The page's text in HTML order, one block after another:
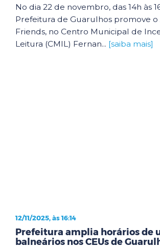
No dia 22 de novembro, das 14h às
Prefeitura de Guarulhos promove o
Friends, no Centro Municipal de
Leitura (CMIL) Fernan... [saiba mais]
12/11/2025, às 16:14
Prefeitura amplia horários de
balneários nos CEUs de